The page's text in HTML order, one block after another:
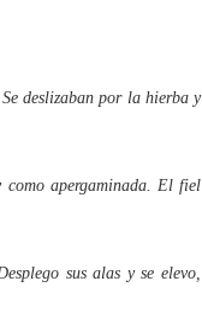
deslizaban por la hierba y
apergaminada. El fiel
sus alas y se elevo,